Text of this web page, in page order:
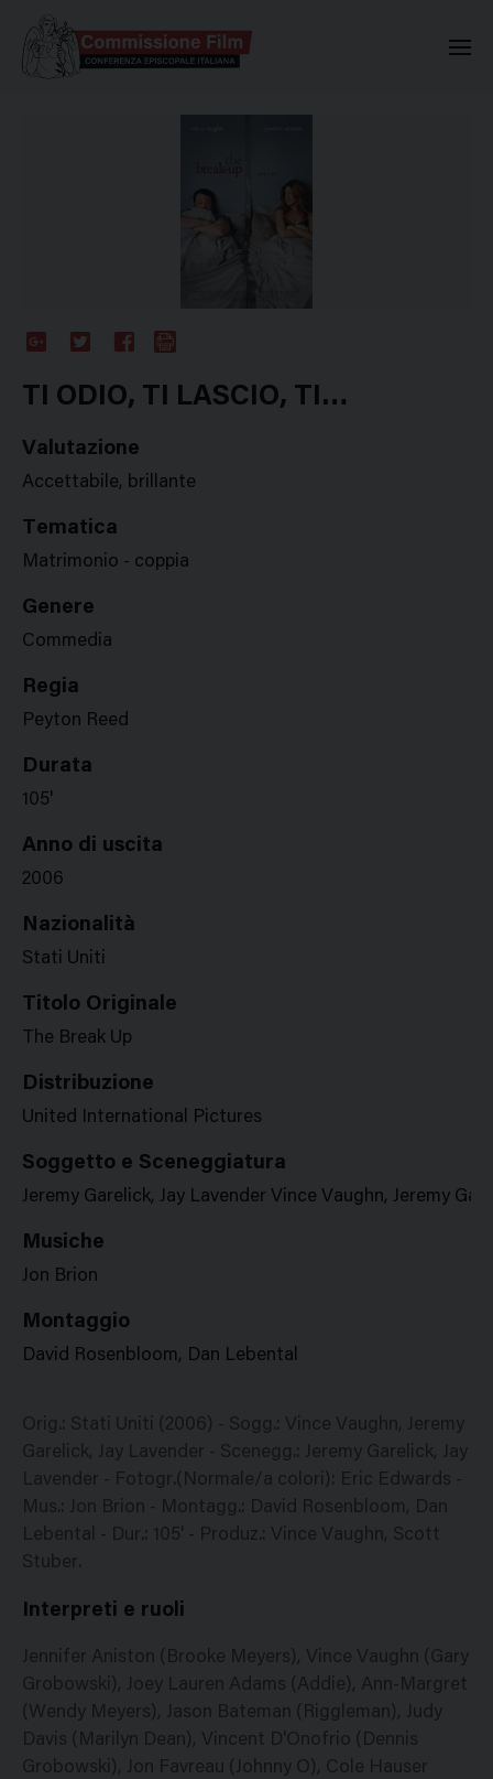
Plus
TI ODIO, TI LASCIO, TI…
Valutazione
Accettabile, brillante
Tematica
Matrimonio - coppia
Genere
Commedia
Regia
Peyton Reed
Durata
105'
Anno di uscita
2006
Nazionalità
Stati Uniti
Titolo Originale
The Break Up
Distribuzione
United International Pictures
Soggetto e Sceneggiatura
Jeremy Garelick, Jay Lavender Vince Vaughn, Jeremy
Musiche
Jon Brion
Montaggio
David Rosenbloom, Dan Lebental
Orig.: Stati Uniti (2006) - Sogg.: Vince Vaughn, Jeremy
Garelick, Jay Lavender - Scenegg.: Jeremy Garelick, Jay
Lavender - Fotogr.(Normale/a colori): Eric Edwards -
Mus.: Jon Brion - Montagg.: David Rosenbloom, Dan
Lebental - Dur.: 105' - Produz.: Vince Vaughn, Scott
Stuber.
Interpreti e ruoli
Jennifer Aniston (Brooke Meyers), Vince Vaughn (Gary
Grobowski), Joey Lauren Adams (Addie), Ann-Margret
(Wendy Meyers), Jason Bateman (Riggleman), Judy
Davis (Marilyn Dean), Vincent D'Onofrio (Dennis
Grobowski), Jon Favreau (Johnny O), Cole Hauser